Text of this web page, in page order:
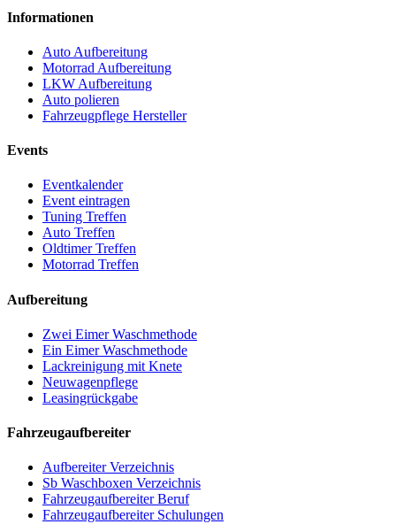
Informationen
Auto Aufbereitung
Motorrad Aufbereitung
LKW Aufbereitung
Auto polieren
Fahrzeugpflege Hersteller
Events
Eventkalender
Event eintragen
Tuning Treffen
Auto Treffen
Oldtimer Treffen
Motorrad Treffen
Aufbereitung
Zwei Eimer Waschmethode
Ein Eimer Waschmethode
Lackreinigung mit Knete
Neuwagenpflege
Leasingrückgabe
Fahrzeugaufbereiter
Aufbereiter Verzeichnis
Sb Waschboxen Verzeichnis
Fahrzeugaufbereiter Beruf
Fahrzeugaufbereiter Schulungen